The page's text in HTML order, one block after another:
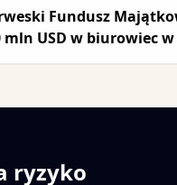
Fundusz
mln USD w biurowiec
ryzyko